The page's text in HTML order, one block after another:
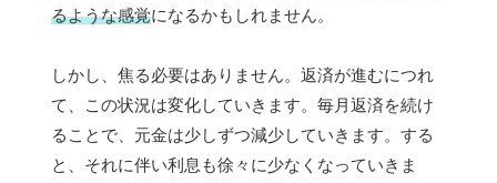
るような感覚になるかもしれません。
しかし、焦る必要はありません。返済が進むにつれ
て、この状況は変化していきます。毎月返済を続け
ることで、元金は少しずつ減少していきます。する
と、それに伴い利息も徐々に少なくなっていきま